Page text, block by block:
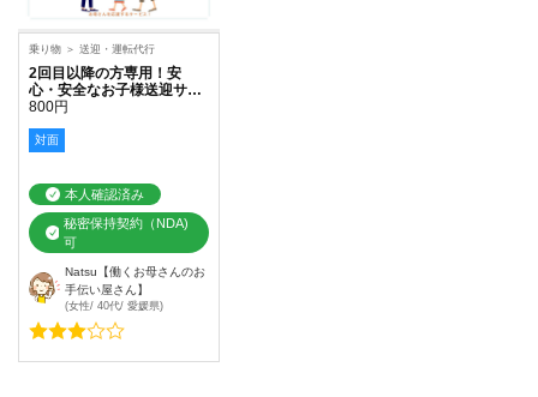
乗り物 ＞ 送迎・運転代行
2回目以降の方専用！安
心・安全なお子様送迎サー
ビス
800円
対面
本人確認済み
秘密保持契約（NDA)
可
Natsu【働くお母さんのお
手伝い屋さん】
(女性/ 40代/ 愛媛県)